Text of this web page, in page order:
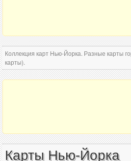
Коллекция карт Нью-Йорка. Разные карты
карты).
Карты Нью-Йорка